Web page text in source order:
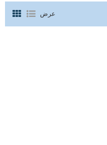
عرض